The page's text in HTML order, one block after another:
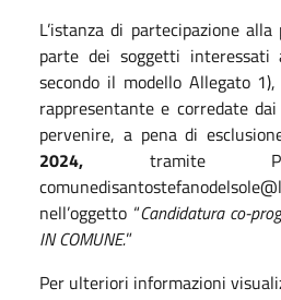
L’istanza di partecipazione
parte dei soggetti interessati
secondo il modello Allegato
rappresentante e corredate
pervenire, a pena di
2024, tramite
nell’oggetto “Candidatura co-
IN COMUNE.”
Per ulteriori informazioni